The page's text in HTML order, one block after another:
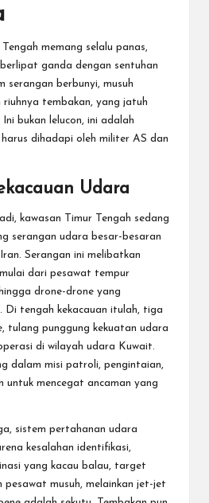
memang selalu panas,
ganda dengan sentuhan
serangan berbunyi, musuh
tembakan, yang jatuh
bukan lelucon, ini adalah
dihadapi oleh militer AS dan
Udara
kawasan Timur Tengah sedang
serangan udara besar-besaran
Serangan ini melibatkan
dari pesawat tempur
drone-drone yang
Di tengah kekacauan itulah, tiga
tulang punggung kekuatan udara
di wilayah udara Kuwait.
dalam misi patroli, pengintaian,
untuk mencegat ancaman yang
sistem pertahanan udara
kesalahan identifikasi,
yang kacau balau, target
pesawat musuh, melainkan jet-jet